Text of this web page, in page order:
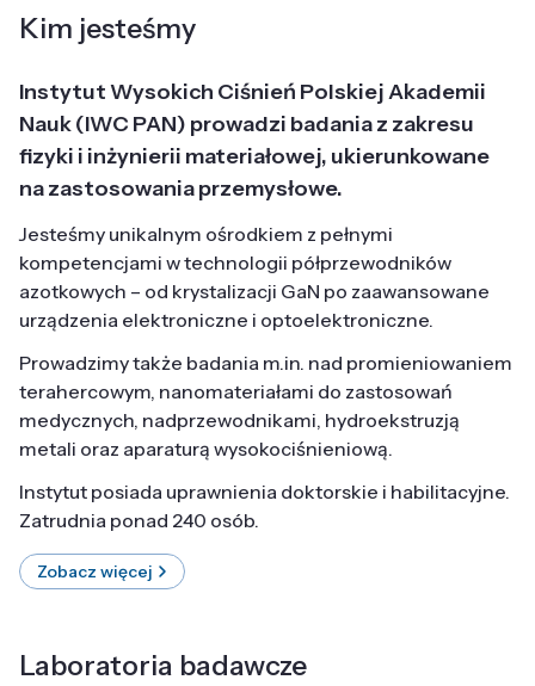
Kim jesteśmy
Instytut Wysokich Ciśnień Polskiej Akademii
Nauk (IWC PAN) prowadzi badania z zakresu
fizyki i inżynierii materiałowej, ukierunkowane
na zastosowania przemysłowe.
Jesteśmy unikalnym ośrodkiem z pełnymi
kompetencjami w technologii półprzewodników
azotkowych – od krystalizacji GaN po zaawansowane
urządzenia elektroniczne i optoelektroniczne.
Prowadzimy także badania m.in. nad promieniowaniem
terahercowym, nanomateriałami do zastosowań
medycznych, nadprzewodnikami, hydroekstruzją
metali oraz aparaturą wysokociśnieniową.
Instytut posiada uprawnienia doktorskie i habilitacyjne.
Zatrudnia ponad 240 osób.
Zobacz więcej
Laboratoria badawcze